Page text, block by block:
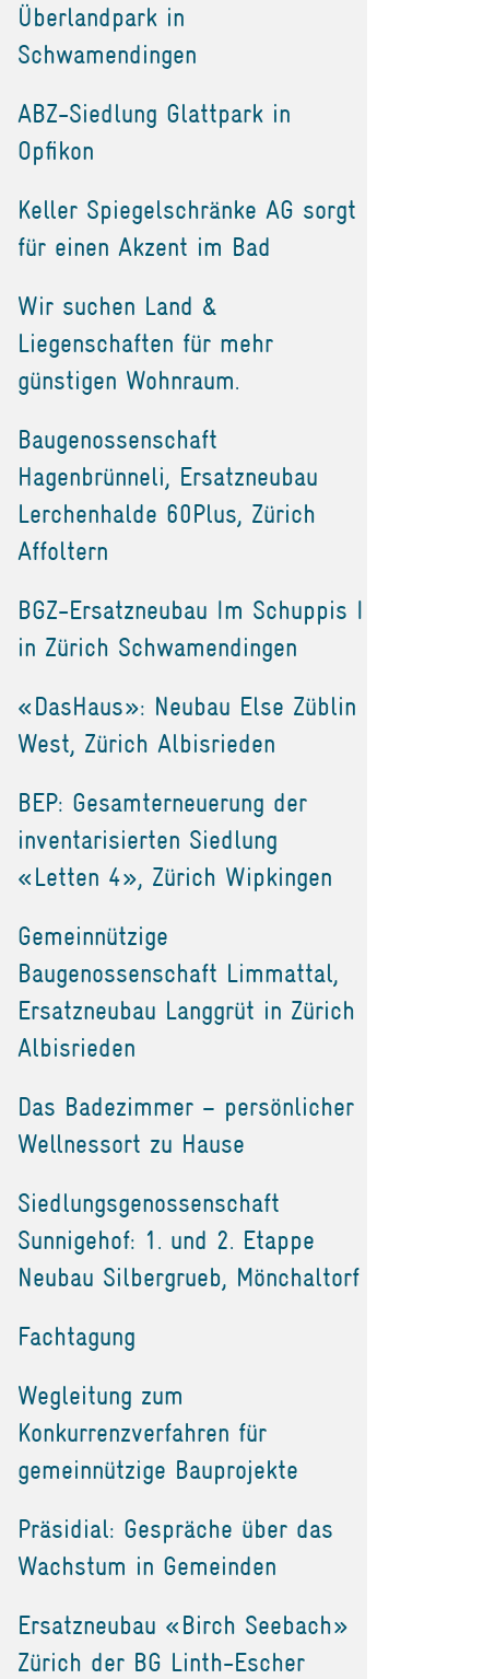
Überlandpark in
Schwamendingen
ABZ-Siedlung Glattpark in
Opfikon
Keller Spiegelschränke AG sorgt
für einen Akzent im Bad
Wir suchen Land &
Liegenschaften für mehr
günstigen Wohnraum.
Baugenossenschaft
Hagenbrünneli, Ersatzneubau
Lerchenhalde 60Plus, Zürich
Affoltern
BGZ-Ersatzneubau Im Schuppis I
in Zürich Schwamendingen
«DasHaus»: Neubau Else Züblin
West, Zürich Albisrieden
BEP: Gesamterneuerung der
inventarisierten Siedlung
«Letten 4», Zürich Wipkingen
Gemeinnützige
Baugenossenschaft Limmattal,
Ersatzneubau Langgrüt in Zürich
Albisrieden
Das Badezimmer – persönlicher
Wellnessort zu Hause
Siedlungsgenossenschaft
Sunnigehof: 1. und 2. Etappe
Neubau Silbergrueb, Mönchaltorf
Fachtagung
Wegleitung zum
Konkurrenzverfahren für
gemeinnützige Bauprojekte
Präsidial: Gespräche über das
Wachstum in Gemeinden
Ersatzneubau «Birch Seebach»
Zürich der BG Linth-Escher